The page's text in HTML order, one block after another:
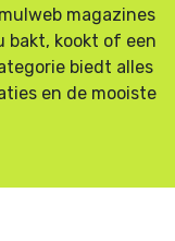
magazines
bakt, kookt of een
biedt alles
en de mooiste